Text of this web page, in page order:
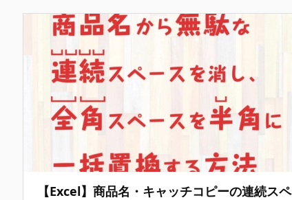
【Excel】商品名・キャッチコピーの連続スペ